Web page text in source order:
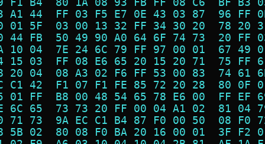
A1 44  FF 03 F5 E7 0E 43 03 87  96
01 5F  03 00 13 32 FF 34 30 20  78
44 FB  50 49 90 A0 64 6F 74 73  20
10 04  7E 24 6C 79 FF 97 00 01  67
15 03  FF 08 E6 65 20 15 20 71  75
20 04  08 A3 02 F6 FF 53 00 83  74
C1 42  F1 07 F1 FE 85 72 20 28  80
01 FF  B8 00 48 54 65 78 E6 00  FF
6C 65  73 73 20 FF 00 04 A1 02  81
71 73  9A EC C1 B4 87 F0 00 50  08
5B 02  80 08 F0 BA 20 16 00 01  3F